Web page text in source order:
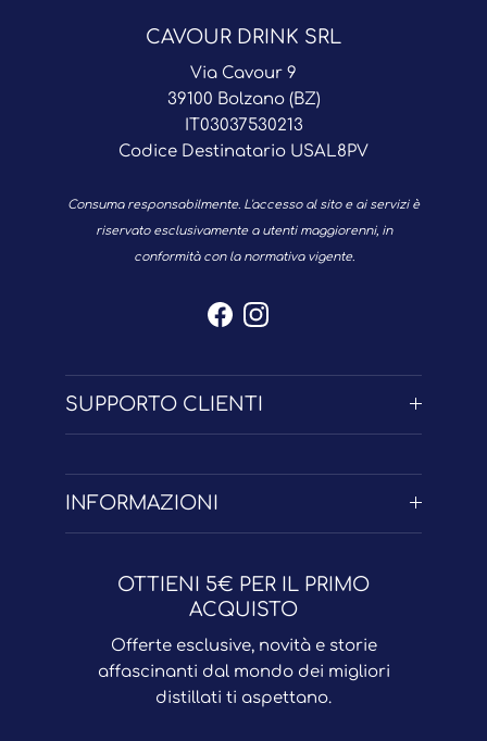
CAVOUR DRINK SRL
Via Cavour 9
39100 Bolzano (BZ)
IT03037530213
Codice Destinatario USAL8PV
Consuma responsabilmente. L'accesso al sito e ai servizi è
riservato esclusivamente a utenti maggiorenni, in
conformità con la normativa vigente.
Facebook
Instagram
SUPPORTO CLIENTI
INFORMAZIONI
OTTIENI 5€ PER IL PRIMO
ACQUISTO
Offerte esclusive, novità e storie
affascinanti dal mondo dei migliori
distillati ti aspettano.